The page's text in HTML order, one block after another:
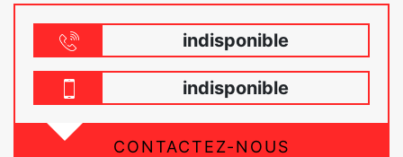
indisponible
indisponible
CONTACTEZ-NOUS